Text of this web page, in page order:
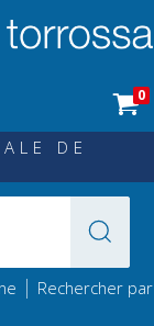
0
DE
| Rechercher par